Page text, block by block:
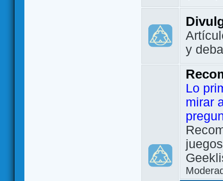
y
Lo
mirar